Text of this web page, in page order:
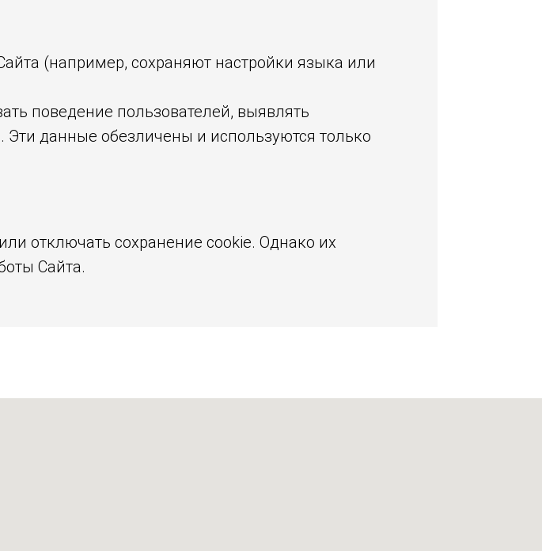
(например, сохраняют настройки языка или
поведение пользователей, выявлять
данные обезличены и используются только
отключать сохранение cookie. Однако их
Сайта.